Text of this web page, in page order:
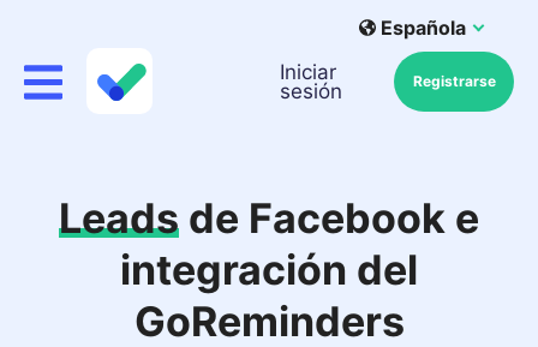
Española
Iniciar
sesión
Registrarse
Leads de Facebook e
integración del
GoReminders